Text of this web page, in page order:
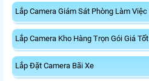
Lắp Camera Giám Sát Phòng Làm Việc
Lắp Camera Kho Hàng Trọn Gói Giá Tốt
Lắp Đặt Camera Bãi Xe